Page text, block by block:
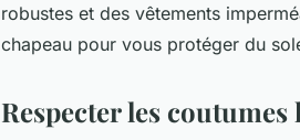
robustes et des vêtements
chapeau pour vous protéger du
Respecter les coutumes